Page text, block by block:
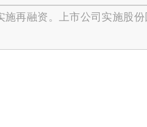
施再融资。上市公司实施股